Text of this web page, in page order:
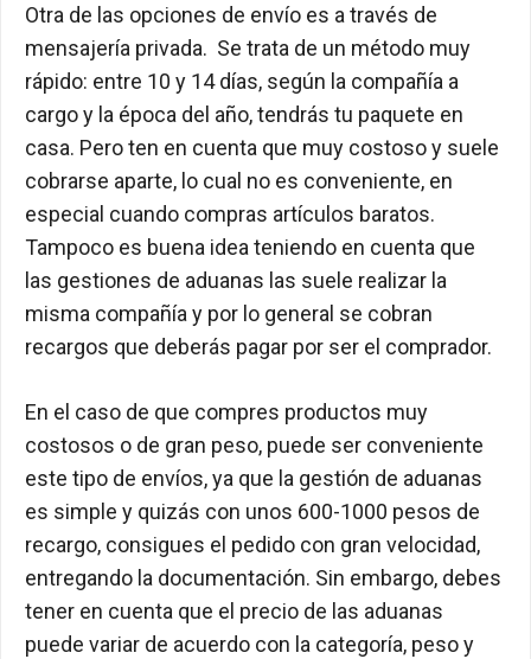
Otra de las opciones de envío es a través de
mensajería privada. Se trata de un método muy
rápido: entre 10 y 14 días, según la compañía a
cargo y la época del año, tendrás tu paquete en
casa. Pero ten en cuenta que muy costoso y suele
cobrarse aparte, lo cual no es conveniente, en
especial cuando compras artículos baratos.
Tampoco es buena idea teniendo en cuenta que
las gestiones de aduanas las suele realizar la
misma compañía y por lo general se cobran
recargos que deberás pagar por ser el comprador.
En el caso de que compres productos muy
costosos o de gran peso, puede ser conveniente
este tipo de envíos, ya que la gestión de aduanas
es simple y quizás con unos 600-1000 pesos de
recargo, consigues el pedido con gran velocidad,
entregando la documentación. Sin embargo, debes
tener en cuenta que el precio de las aduanas
puede variar de acuerdo con la categoría, peso y